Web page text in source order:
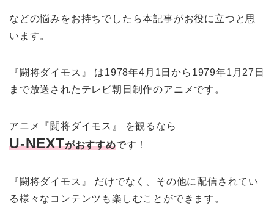
などの悩みをお持ちでしたら本記事がお役に立つと思
います。
『闘将ダイモス』 は1978年4月1日から1979年1月27日
まで放送されたテレビ朝日制作のアニメです。
アニメ『闘将ダイモス』 を観るなら
U-NEXTがおすすめです！
『闘将ダイモス』 だけでなく、その他に配信されてい
る様々なコンテンツも楽しむことができます。